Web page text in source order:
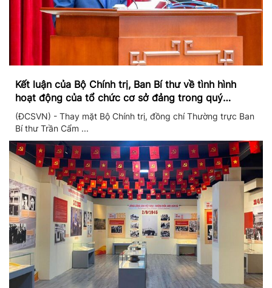
Kết luận của Bộ Chính trị, Ban Bí thư về tình hình
hoạt động của tổ chức cơ sở đảng trong quý
II/2026
(ĐCSVN) - Thay mặt Bộ Chính trị, đồng chí Thường trực Ban
Bí thư Trần Cẩm ...